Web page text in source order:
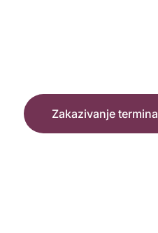
Zakazivanje termina